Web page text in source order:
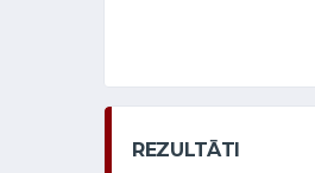
REZULTĀTI